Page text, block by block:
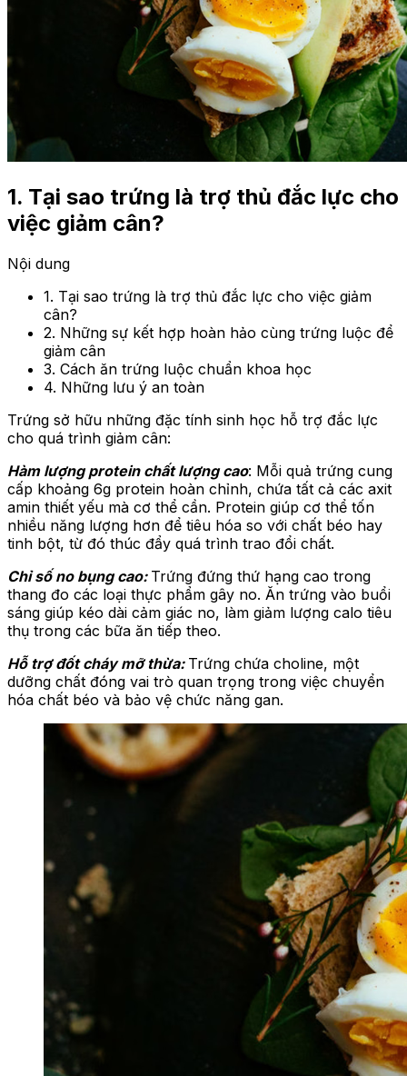
1. Tại sao trứng là trợ thủ đắc lực cho
việc giảm cân?
Nội dung
1. Tại sao trứng là trợ thủ đắc lực cho việc giảm
cân?
2. Những sự kết hợp hoàn hảo cùng trứng luộc để
giảm cân
3. Cách ăn trứng luộc chuẩn khoa học
4. Những lưu ý an toàn
Trứng sở hữu những đặc tính sinh học hỗ trợ đắc lực
cho quá trình giảm cân:
Hàm lượng protein chất lượng cao: Mỗi quả trứng cung
cấp khoảng 6g protein hoàn chỉnh, chứa tất cả các axit
amin thiết yếu mà cơ thể cần. Protein giúp cơ thể tốn
nhiều năng lượng hơn để tiêu hóa so với chất béo hay
tinh bột, từ đó thúc đẩy quá trình trao đổi chất.
Chỉ số no bụng cao: Trứng đứng thứ hạng cao trong
thang đo các loại thực phẩm gây no. Ăn trứng vào buổi
sáng giúp kéo dài cảm giác no, làm giảm lượng calo tiêu
thụ trong các bữa ăn tiếp theo.
Hỗ trợ đốt cháy mỡ thừa: Trứng chứa choline, một
dưỡng chất đóng vai trò quan trọng trong việc chuyển
hóa chất béo và bảo vệ chức năng gan.